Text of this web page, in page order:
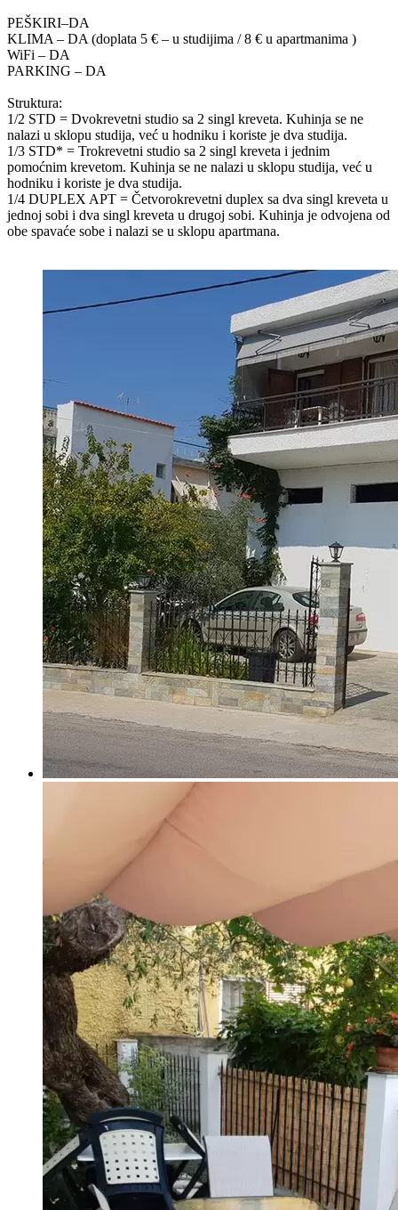
PEŠKIRI–DA
KLIMA – DA (doplata 5 € – u studijima / 8 € u apartmanima )
WiFi – DA
PARKING – DA
Struktura:
1/2 STD = Dvokrevetni studio sa 2 singl kreveta. Kuhinja se ne
nalazi u sklopu studija, već u hodniku i koriste je dva studija.
1/3 STD* = Trokrevetni studio sa 2 singl kreveta i jednim
pomoćnim krevetom. Kuhinja se ne nalazi u sklopu studija, već u
hodniku i koriste je dva studija.
1/4 DUPLEX APT = Četvorokrevetni duplex sa dva singl kreveta u
jednoj sobi i dva singl kreveta u drugoj sobi. Kuhinja je odvojena od
obe spavaće sobe i nalazi se u sklopu apartmana.